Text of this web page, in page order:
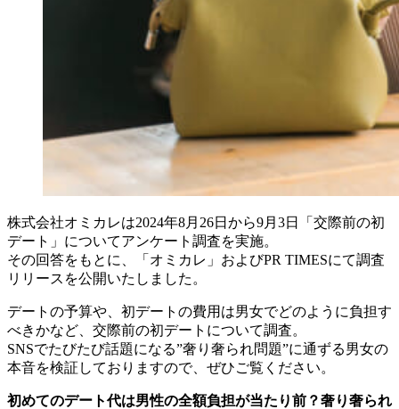
株式会社オミカレは2024年8月26日から9月3日「交際前の初
デート」についてアンケート調査を実施。
その回答をもとに、「オミカレ」およびPR TIMESにて調査
リリースを公開いたしました。
デートの予算や、初デートの費用は男女でどのように負担す
べきかなど、交際前の初デートについて調査。
SNSでたびたび話題になる”奢り奢られ問題”に通ずる男女の
本音を検証しておりますので、ぜひご覧ください。
初めてのデート代は男性の全額負担が当たり前？奢り奢られ